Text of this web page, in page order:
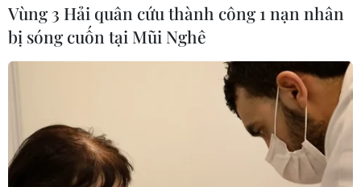
Nhà đồng sáng lập WeWork bị loại ra khỏi
danh sách tỷ phú của Forbes
Vùng 3 Hải quân cứu thành công 1 nạn nhân
bị sóng cuốn tại Mũi Nghê